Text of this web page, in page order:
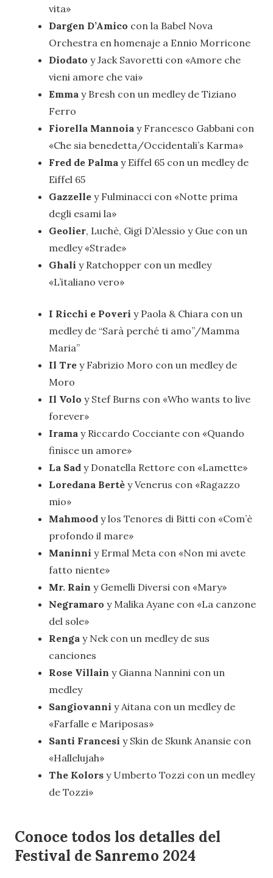
vita»
Dargen D’Amico con la Babel Nova
Orchestra en homenaje a Ennio Morricone
Diodato y Jack Savoretti con «Amore che
vieni amore che vai»
Emma y Bresh con un medley de Tiziano
Ferro
Fiorella Mannoia y Francesco Gabbani con
«Che sia benedetta/Occidentali’s Karma»
Fred de Palma y Eiffel 65 con un medley de
Eiffel 65
Gazzelle y Fulminacci con «Notte prima
degli esami la»
Geolier, Luchè, Gigi D’Alessio y Gue con un
medley «Strade»
Ghali y Ratchopper con un medley
«L’italiano vero»
I Ricchi e Poveri y Paola & Chiara con un
medley de “Sarà perché ti amo”/Mamma
Maria”
Il Tre y Fabrizio Moro con un medley de
Moro
Il Volo y Stef Burns con «Who wants to live
forever»
Irama y Riccardo Cocciante con «Quando
finisce un amore»
La Sad y Donatella Rettore con «Lamette»
Loredana Bertè y Venerus con «Ragazzo
mio»
Mahmood y los Tenores di Bitti con «Com’è
profondo il mare»
Maninni y Ermal Meta con «Non mi avete
fatto niente»
Mr. Rain y Gemelli Diversi con «Mary»
Negramaro y Malika Ayane con «La canzone
del sole»
Renga y Nek con un medley de sus
canciones
Rose Villain y Gianna Nannini con un
medley
Sangiovanni y Aitana con un medley de
«Farfalle e Mariposas»
Santi Francesi y Skin de Skunk Anansie con
«Hallelujah»
The Kolors y Umberto Tozzi con un medley
de Tozzi»
Conoce todos los detalles del
Festival de Sanremo 2024